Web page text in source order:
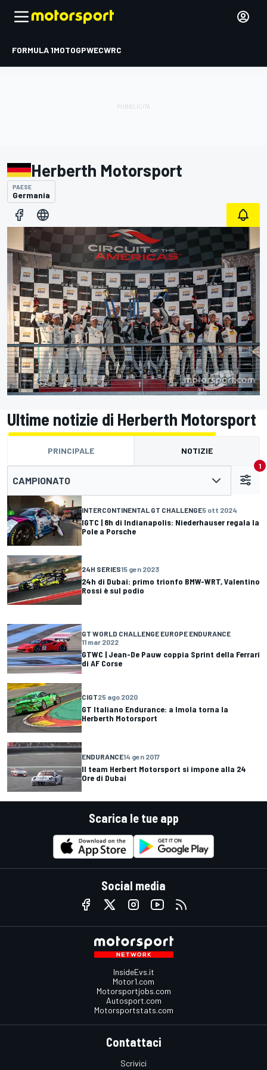
FORMULA 1MOTOGPWECWRC
Herberth Motorsport
PAESE
Germania
Ultime notizie di Herberth Motorsport
PRINCIPALE NOTIZIE
CAMPIONATO
1
INTERCONTINENTAL GT CHALLENGE5 ott 2024
IGTC | 8h di Indianapolis: Niederhauser regala la
Pole a Porsche
24H SERIES15 gen 2023
24h di Dubai: primo trionfo BMW-WRT, Valentino
Rossi è sul podio
GT WORLD CHALLENGE EUROPE ENDURANCE
11 mar 2022
GTWC | Jean-De Pauw coppia Sprint della Ferrari
di AF Corse
CIGT25 ago 2020
GT Italiano Endurance: a Imola torna la
Herberth Motorsport
ENDURANCE14 gen 2017
Il team Herbert Motorsport si impone alla 24
Ore di Dubai
Scarica le tue app
Social media
InsideEvs.it
Motor1.com
Motorsportjobs.com
Autosport.com
Motorsportstats.com
Contattaci
Scrivici